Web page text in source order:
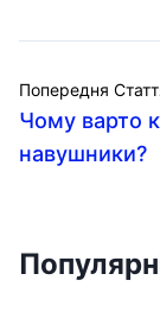
Попередня
Чому варто
навушники?